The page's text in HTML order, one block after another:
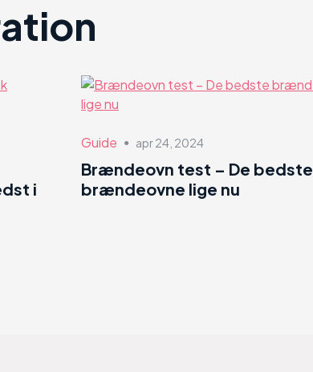
i
Guide ● apr 24, 2024
Brændeovn test – De bedste
brændeovne lige nu